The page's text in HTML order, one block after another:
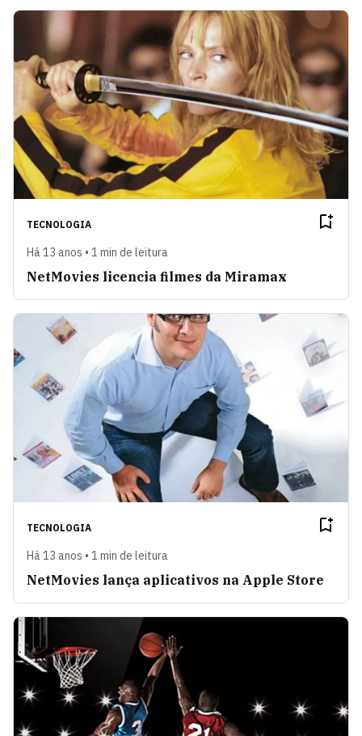
TECNOLOGIA
Há 13 anos • 1 min de leitura
NetMovies licencia filmes da Miramax
TECNOLOGIA
Há 13 anos • 1 min de leitura
NetMovies lança aplicativos na Apple Store